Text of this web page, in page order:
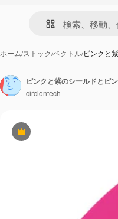
ホーム/ストック/ベクトル/ピンクと
Premium
ピンクと紫のシールドとピ
circlontech